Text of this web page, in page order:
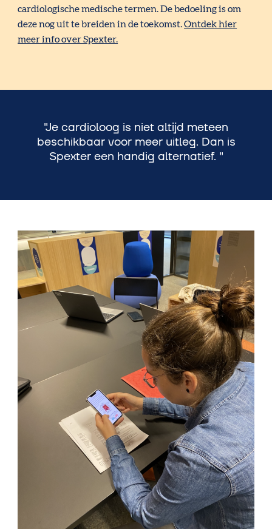
cardiologische medische termen. De bedoeling is om
deze nog uit te breiden in de toekomst.Ontdek hier
meer info over Spexter.
Je cardioloog is niet altijd meteen
beschikbaar voor meer uitleg. Dan is
Spexter een handig alternatief.